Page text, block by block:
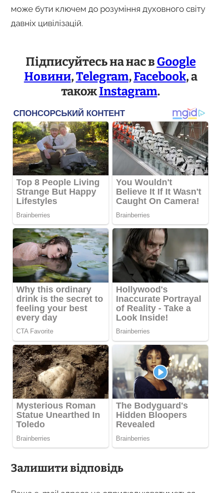
може бути ключем до розуміння духовного світу
давніх цивілізацій.
Підписуйтесь на нас вGoogle
Новини,Telegram,Facebook, а
такожInstagram.
Залишити відповідь